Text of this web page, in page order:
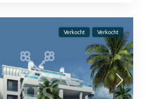
Verkocht Verkocht